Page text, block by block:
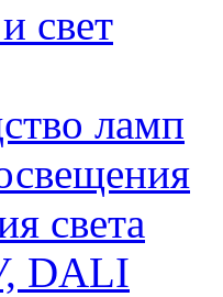
свет
ламп
света
DALI